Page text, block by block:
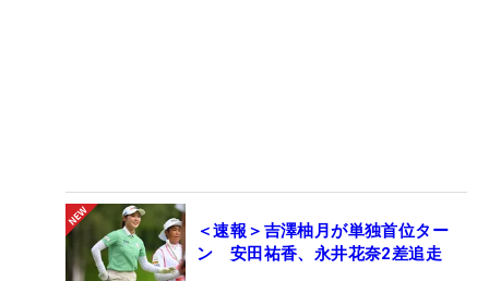
＜速報＞吉澤柚月が単独首位ター
ン 安田祐香、永井花奈2差追走